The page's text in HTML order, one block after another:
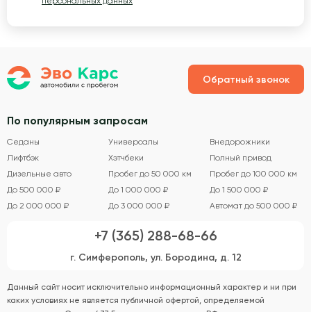
Обратный звонок
По популярным запросам
Седаны Универсалы
Внедорожники
Лифтбэк
Хэтчбеки
Полный привод
Дизельные авто
Пробег до 50 000 км
Пробег до 100 000 км
До 500 000 ₽
До 1 000 000 ₽
До 1 500 000 ₽
До 2 000 000 ₽
До 3 000 000 ₽ Автомат до 500 000 ₽
+7 (365) 288-68-66
г. Симферополь, ул. Бородина, д. 12
Данный сайт носит исключительно информационный характер и ни при
каких условиях не является публичной офертой, определяемой